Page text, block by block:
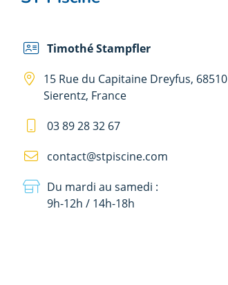
Timothé Stampfler
15 Rue du Capitaine Dreyfus, 68510
Sierentz, France
03 89 28 32 67
contact@stpiscine.com
Du mardi au samedi :
9h-12h / 14h-18h